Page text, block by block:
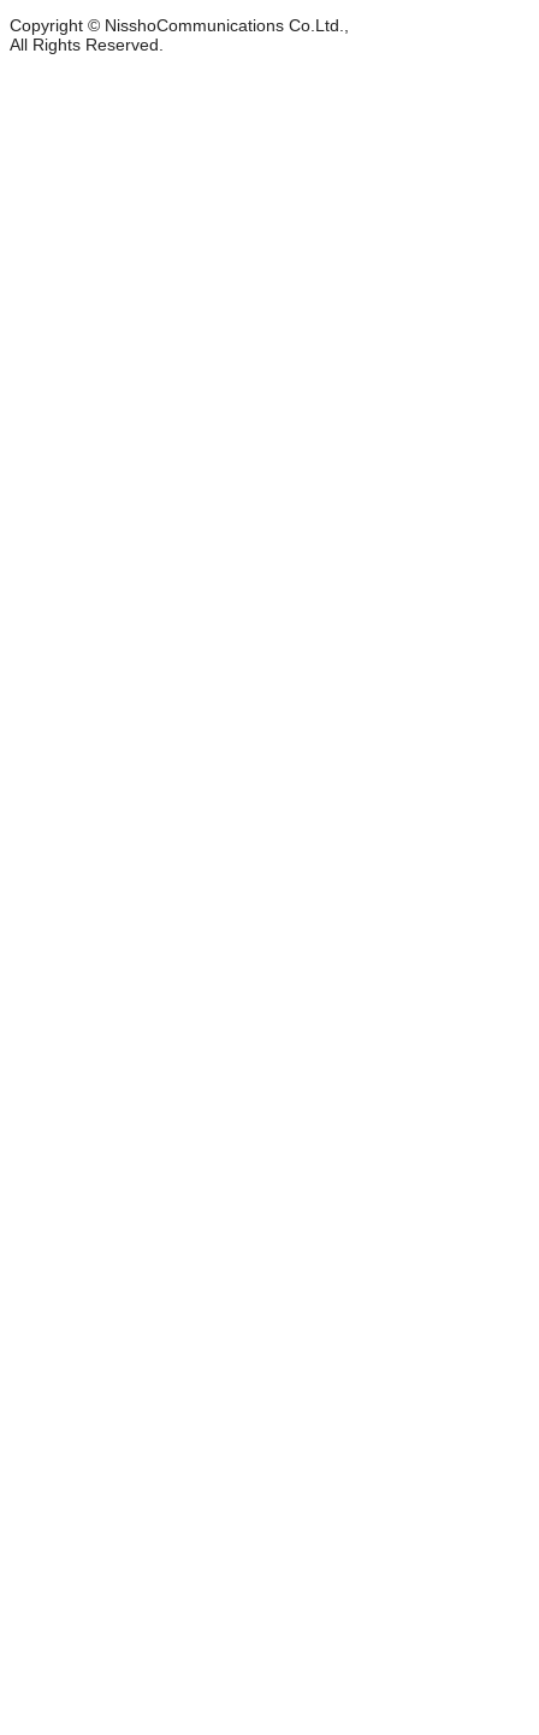
Copyright © NisshoCommunications Co.Ltd.,
All Rights Reserved.